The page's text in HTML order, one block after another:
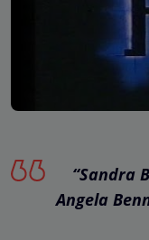
“Sandra
Angela